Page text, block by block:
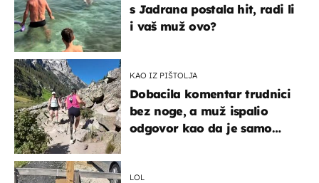
s Jadrana postala hit, radi li
i vaš muž ovo?
KAO IZ PIŠTOLJA
Dobacila komentar trudnici
bez noge, a muž ispalio
odgovor kao da je samo
LOL